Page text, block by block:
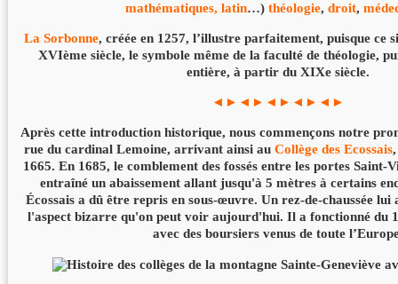
mathématiques, latin…) théologie, droit,
La Sorbonne, créée en 1257, l’illustre parfaitement, puisque ce
XVIème siècle, le symbole même de la faculté de théologie,
entière, à partir du XIXe siècle.
◄►◄►◄►◄►◄►
Après cette introduction historique, nous commençons notre
rue du cardinal Lemoine, arrivant ainsi auCollège des Ecossais
1665. En 1685, le comblement des fossés entre les portes Saint-
entraîné un abaissement allant jusqu'à 5 mètres à certains
Écossais a dû être repris en sous-œuvre. Un rez-de-chaussée
l'aspect bizarre qu'on peut voir aujourd'hui. Il a fonctionné du
avec des boursiers venus de toute